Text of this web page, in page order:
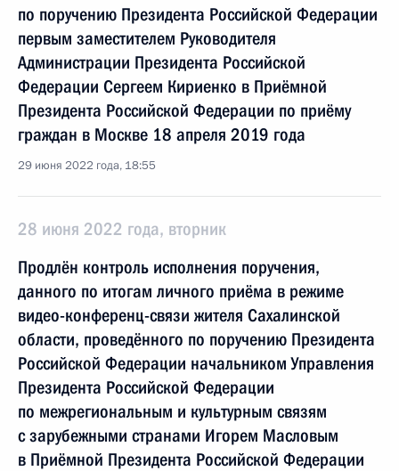
по поручению Президента Российской Федерации
первым заместителем Руководителя
Администрации Президента Российской
Федерации Сергеем Кириенко в Приёмной
Президента Российской Федерации по приёму
граждан в Москве 18 апреля 2019 года
29 июня 2022 года, 18:55
28 июня 2022 года, вторник
Продлён контроль исполнения поручения,
данного по итогам личного приёма в режиме
видео-конференц-связи жителя Сахалинской
области, проведённого по поручению Президента
Российской Федерации начальником Управления
Президента Российской Федерации
по межрегиональным и культурным связям
с зарубежными странами Игорем Масловым
в Приёмной Президента Российской Федерации